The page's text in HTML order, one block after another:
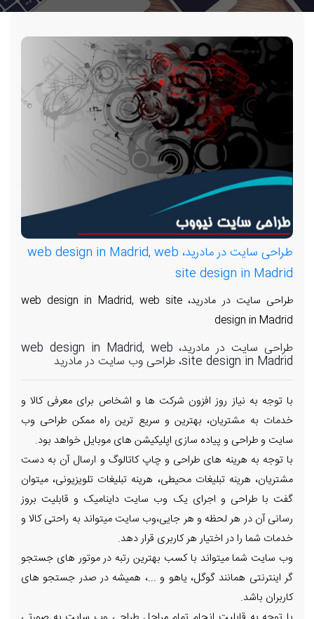
طراحی سایت در مادرید، web design in Madrid, web
site design in Madrid
طراحی سایت در مادرید، web design in Madrid, web site
design in Madrid
طراحی سایت در مادرید، web design in Madrid, web
site design in Madrid، طراحی وب سایت در مادرید
با توجه به نیاز روز افزون شرکت ها و اشخاص برای معرفی کالا و
خدمات به مشتریان، بهترین و سریع ترین راه ممکن طراحی وب
سایت و طراحی و پیاده سازی اپلیکیشن های موبایل خواهد بود.
با توجه به هرینه های طراحی و چاپ کاتالوگ و ارسال آن به دست
مشتریان، هرینه تبلیغات محیطی، هرینه تبلیغات تلویزیونی، میتوان
گفت با طراحی و اجرای یک وب سایت داینامیک و قابلیت بروز
رسانی آن در هر لحظه و هر جایی،وب سایت میتواند به راحتی کالا و
خدمات شما را در اختیار هر کاربری قرار دهد.
وب سایت شما میتواند با کسب بهترین رتبه در موتور های جستجو
گر اینترنتی همانند گوگل، یاهو و ...، همیشه در صدر جستجو های
کاربران باشد.